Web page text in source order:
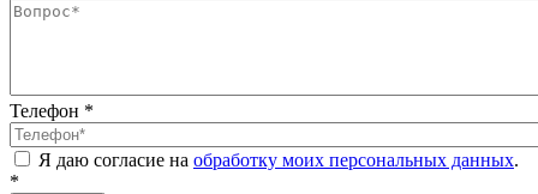
Телефон *
Я даю согласие на обработку моих персональных данных.
*